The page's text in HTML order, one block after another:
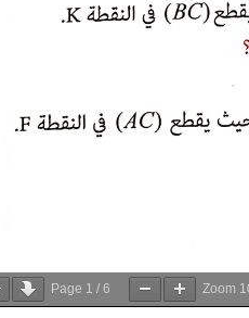
Page 1 / 6 Zoom